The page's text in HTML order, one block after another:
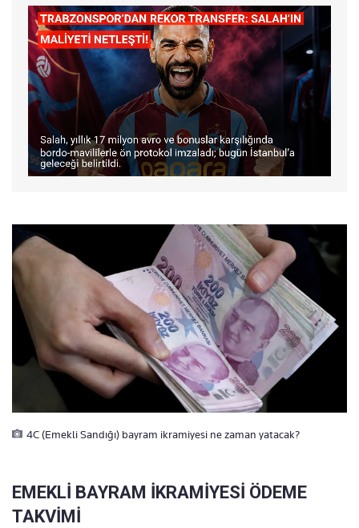
4C (Emekli Sandığı) bayram ikramiyesi ne zaman yatacak?
EMEKLİ BAYRAM İKRAMİYESİ ÖDEME
TAKVİMİ